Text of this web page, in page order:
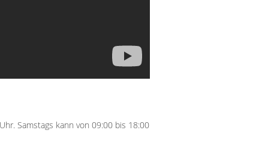
Samstags kann von 09:00 bis 18:00